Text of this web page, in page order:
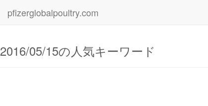
pfizerglobalpoultry.com
2016/05/15の人気キーワード